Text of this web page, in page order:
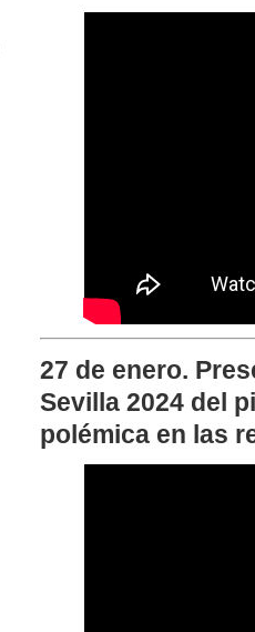
27 de enero.
Sevilla 2024 del
polémica en las